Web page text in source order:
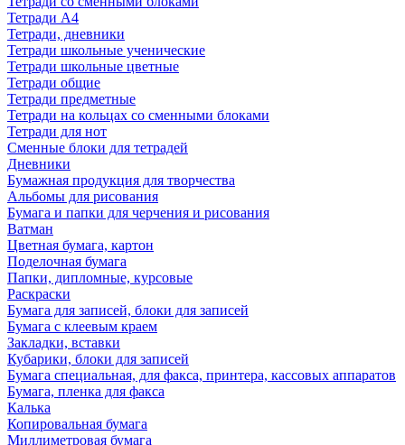
Тетради А4
Тетради, дневники
Тетради школьные ученические
Тетради школьные цветные
Тетради общие
Тетради предметные
Тетради на кольцах со сменными блоками
Тетради для нот
Сменные блоки для тетрадей
Дневники
Бумажная продукция для творчества
Альбомы для рисования
Бумага и папки для черчения и рисования
Ватман
Цветная бумага, картон
Поделочная бумага
Папки, дипломные, курсовые
Раскраски
Бумага для записей, блоки для записей
Бумага с клеевым краем
Закладки, вставки
Кубарики, блоки для записей
Бумага специальная, для факса, принтера, кассовых аппаратов
Бумага, пленка для факса
Калька
Копировальная бумага
Миллиметровая бумага